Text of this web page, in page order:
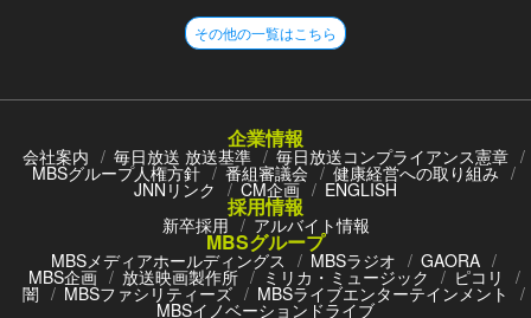
その他の一覧はこちら
企業情報
会社案内 毎日放送 放送基準 毎日放送コンプライアンス憲章
MBSグループ人権方針 番組審議会 健康経営への取り組み
JNNリンク CM企画 ENGLISH
採用情報
新卒採用 アルバイト情報
MBSグループ
MBSメディアホールディングス MBSラジオ GAORA
MBS企画 放送映画製作所 ミリカ・ミュージック ピコリ
闇 MBSファシリティーズ MBSライブエンターテインメント
MBSイノベーションドライブ